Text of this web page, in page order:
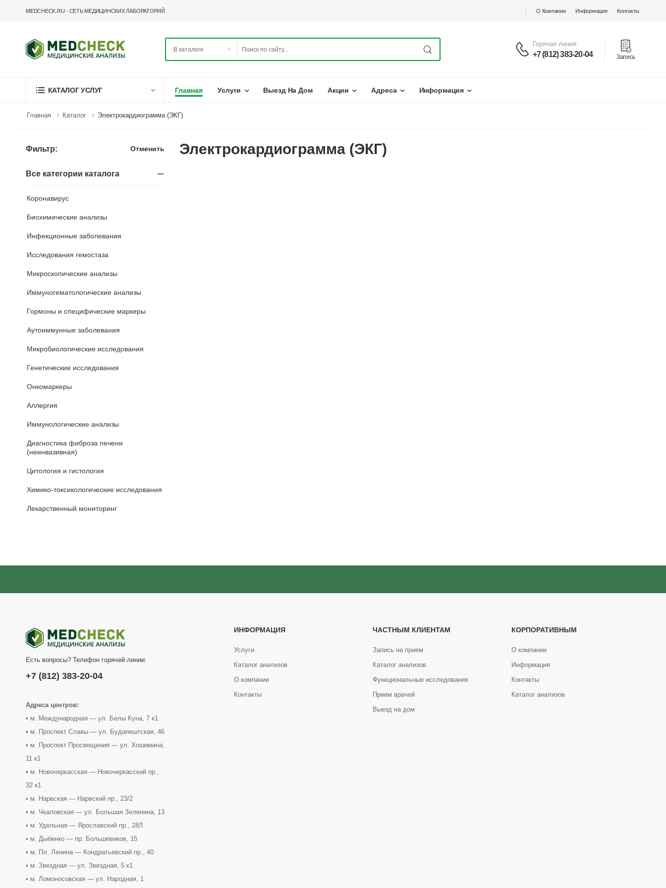
MEDCHECK.RU - СЕТЬ МЕДИЦИНСКИХ ЛАБОРАТОРИЙ О Компании Информация Контакты
Горячая линия:
+7 (812) 383-20-04 Запись
КАТАЛОГ УСЛУГ Главная Услуги Выезд На Дом Акции Адреса Информация
Главная Каталог Электрокардиограмма (ЭКГ)
Фильтр: Отменить
Все категории каталога
Коронавирус
Биохимические анализы
Инфекционные заболевания
Исследования гемостаза
Микроскопические анализы
Иммуногематологические анализы
Гормоны и специфические маркеры
Аутоиммунные заболевания
Микробиологические исследования
Генетические исследования
Онкомаркеры
Аллергия
Иммунологические анализы
Диагностика фиброза печени
(неинвазивная)
Цитология и гистология
Химико-токсикологические исследования
Лекарственный мониторинг
Электрокардиограмма (ЭКГ)
Есть вопросы? Телефон горячей линии:
+7 (812) 383-20-04
Адреса центров:
• м. Международная — ул. Белы Куна, 7 к1
• м. Проспект Славы — ул. Будапештская, 46
• м. Проспект Просвещения — ул. Хошимина,
11 к1
• м. Новочеркасская — Новочеркасский пр.,
32 к1
• м. Нарвская — Нарвский пр., 23/2
• м. Чкаловская — ул. Большая Зеленина, 13
• м. Удельная — Ярославский пр., 28Л
• м. Дыбенко — пр. Большевиков, 15
• м. Пл. Ленина — Кондратьевский пр., 40
• м. Звездная — ул. Звездная, 5 к1
• м. Ломоносовская — ул. Народная, 1
ИНФОРМАЦИЯ
Услуги
Каталог анализов
О компании
Контакты
ЧАСТНЫМ КЛИЕНТАМ
Запись на прием
Каталог анализов
Функциональные исследования
Прием врачей
Выезд на дом
КОРПОРАТИВНЫМ
О компании
Информация
Контакты
Каталог анализов